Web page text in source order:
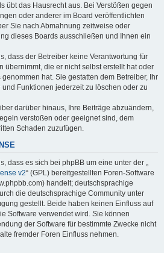
übt das Hausrecht aus. Bei Verstößen gegen
oder anderer im Board veröffentlichten
Sie nach Abmahnung zeitweise oder
dieses Boards ausschließen und Ihnen ein
dass der Betreiber keine Verantwortung für
übernimmt, die er nicht selbst erstellt hat oder
hat. Sie gestatten dem Betreiber, Ihr
Funktionen jederzeit zu löschen oder zu
darüber hinaus, Ihre Beiträge abzuändern,
verstoßen oder geeignet sind, dem
Schaden zuzufügen.
dass es sich bei phpBB um eine unter der „
v2“ (GPL) bereitgestellten Foren-Software
handelt; deutschsprachige
die deutschsprachige Community unter
gestellt. Beide haben keinen Einfluss auf
Software verwendet wird. Sie können
der Software für bestimmte Zwecke nicht
fremder Foren Einfluss nehmen.